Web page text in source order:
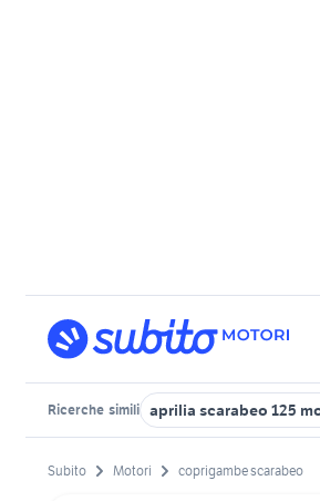
Ricerche simili aprilia scarabeo 125
Subito Motori coprigambe scarabeo